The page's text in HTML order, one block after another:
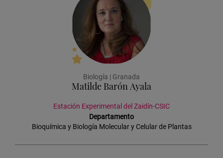
Biología | Granada
Matilde Barón Ayala
Estación Experimental del Zaidín-CSIC
Departamento
Bioquímica y Biología Molecular y Celular de Plantas